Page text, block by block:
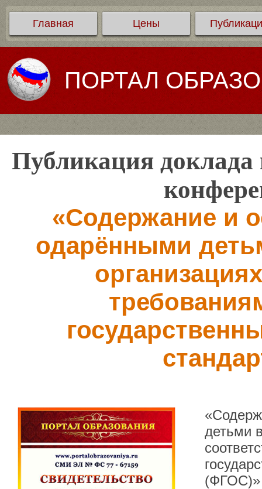
Главная Цены
ПОРТАЛ
Публикация доклада
«Содержание и
одарёнными
детьми
(ФГОС)»